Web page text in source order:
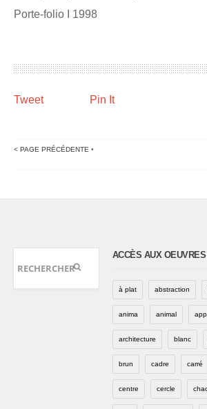
Porte-folio I 1998
Tweet Pin It
< PAGE PRÉCÉDENTE •
ACCÈS AUX
à plat abstraction
anima animal
architecture blanc
brun cadre carré
centre cercle